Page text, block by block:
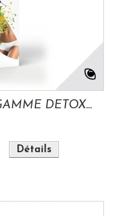
ARKOFLUIDE BIO PROGAMME DETOX 30 JOURS
Détails